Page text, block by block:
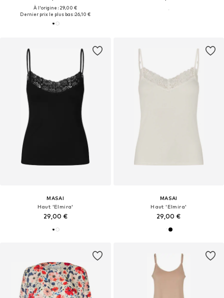
À l'origine : 29,00 €
Dernier prix le plus bas :26,10 €
MASAI
Haut 'Elmira'
29,00 €
MASAI
Haut 'Elmira'
29,00 €